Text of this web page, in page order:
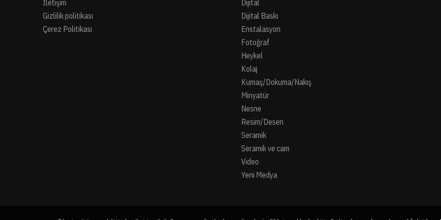
İletişim
Gizlilik politikası
Çerez Politikası
Dijital
Dijital Baskı
Enstalasyon
Fotoğraf
Heykel
Kolaj
Kumaş/Dokuma/Nakış
Minyatür
Nesne
Resim/Desen
Seramik
Seramik ve cam
Video
Yeni Medya